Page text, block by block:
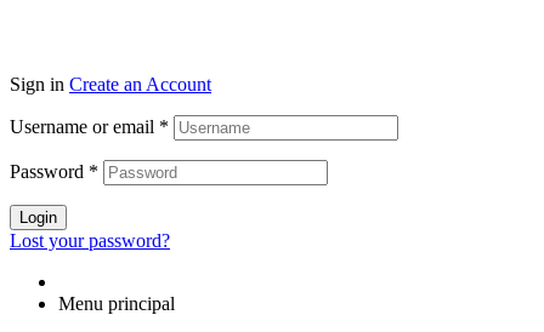
Sign in Create an Account
Username or email *
Password *
Login
Lost your password?
Menu principal